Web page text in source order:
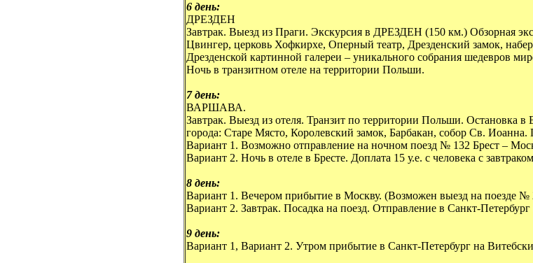
6 день:
ДРЕЗДЕН
Завтрак. Выезд из Праги. Экскурсия в ДРЕЗДЕН (150 км.) Обзорная
Цвингер, церковь Хофкирхе, Оперный театр, Дрезденский замок,
Дрезденской картинной галереи – уникального собрания шедевров
Ночь в транзитном отеле на территории Польши.
7 день:
ВАРШАВА.
Завтрак. Выезд из отеля. Транзит по территории Польши. Остановка
города: Старе Място, Королевский замок, Барбакан, собор Св.
Вариант 1. Возможно отправление на ночном поезд № 132 Брест –
Вариант 2. Ночь в отеле в Бресте. Доплата 15 у.е. с человека с
8 день:
Вариант 1. Вечером прибытие в Москву. (Возможен выезд на поезде №
Вариант 2. Завтрак. Посадка на поезд. Отправление в Санкт-
9 день:
Вариант 1, Вариант 2. Утром прибытие в Санкт-Петербург на